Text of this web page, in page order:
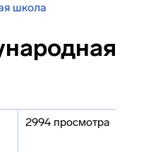
школа
2994 просмотра